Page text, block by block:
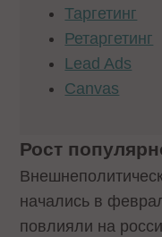
Таргетинг
Ретаргетинг
Lead Ads
Canvas
Рост
начались в
повлияли на